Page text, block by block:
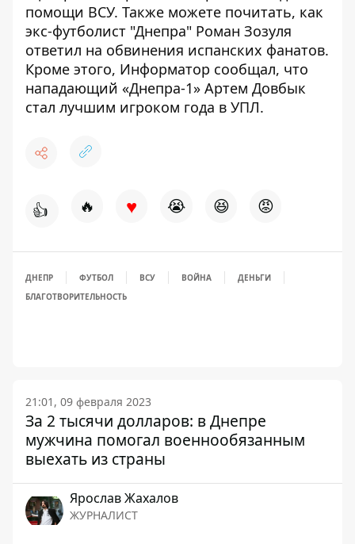
помощи ВСУ. Также можете почитать, как
экс-футболист "Днепра" Роман Зозуля
ответил на обвинения испанских фанатов.
Кроме этого, Информатор сообщал, что
нападающий «Днепра-1» Артем Довбык
стал лучшим игроком года в УПЛ.
👍 🔥 ♥ 😭 😆 😡
ДНЕПР ФУТБОЛ ВСУ ВОЙНА
ДЕНЬГИ
БЛАГОТВОРИТЕЛЬНОСТЬ
21:01, 09 февраля 2023
За 2 тысячи долларов: в Днепре
мужчина помогал военнообязанным
выехать из страны
Ярослав Жахалов
ЖУРНАЛИСТ